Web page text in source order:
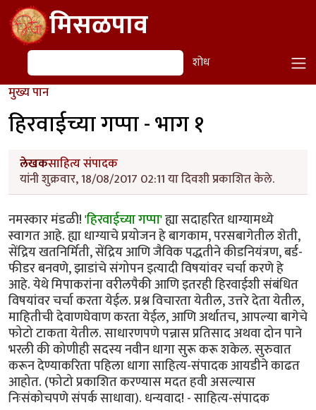
Skip to main contentमिसळपाव
शोध शोध
मुख्य पान
हिरवाईच्या गप्पा - भाग १
लेखकसाहित्य संपादक
यांनी शुक्रवार, 18/08/2017 02:11 या दिवशी प्रकाशित केले.
नमस्कार मंडळी!'हिरवाईच्या गप्पा'ह्या सदाहरित धाग्यामध्ये
स्वागत आहे. ह्या धाग्याचे प्रयोजन हे बागकाम, परसबागेतील शेती,
सेंद्रिय खतनिर्मिती, सेंद्रिय आणि जैविक पद्धतीने कीडनियंत्रण, बर्ड-
फीडर बनवणे, झाडांचे संगोपन इत्यादी विषयांवर चर्चा करणे हे
आहे. येथे मिपाकरांना वरीलपैकी आणि इतरही हिरवाईशी संबंधित
विषयांवर चर्चा करता येईल. प्रश्न विचारता येतील, उत्तरे देता येतील,
माहितीची देवाणघेवाण करता येईल, आणि अर्थातच, आपल्या बागेचे
फोटो टाकता येतील. साधारणपणे पन्नास प्रतिसाद अथवा दोन पाने
भरली की कोणीही सदस्य नवीन धागा सुरू करू शकेल. सुरुवात
करून देण्याकरिता पहिला धागा साहित्य-संपादक आयडीने काढत
आहोत. (फोटो प्रकाशित करण्यास मदत हवी असल्यास
निःसंकोचपणे संपर्क साधावा). धन्यवाद! - साहित्य-संपादक